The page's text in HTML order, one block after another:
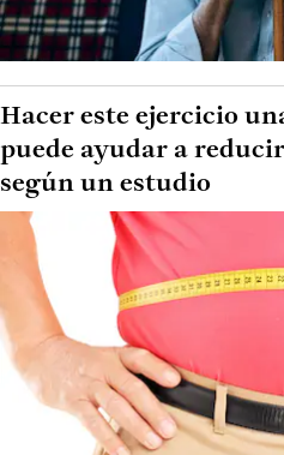
Hacer este ejercicio
puede ayudar a
según un estudio